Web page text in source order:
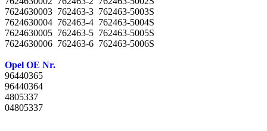
7624630003 762463-3 762463-5003S
7624630004 762463-4 762463-5004S
7624630005 762463-5 762463-5005S
7624630006 762463-6 762463-5006S
Opel OE Nr.
96440365
96440364
4805337
04805337